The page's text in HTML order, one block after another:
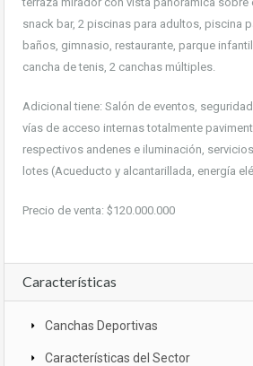
snack bar, 2 piscinas para adultos, piscina
baños, gimnasio, restaurante, parque
cancha de tenis, 2 canchas múltiples.
Adicional tiene: Salón de eventos,
vías de acceso internas totalmente
respectivos andenes e iluminación,
lotes (Acueducto y alcantarillada, energía
Precio de venta: $120.000.000
Características
Canchas Deportivas
Características del Sector